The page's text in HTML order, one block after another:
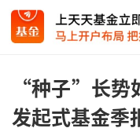
“种子”长势
发起式基金季